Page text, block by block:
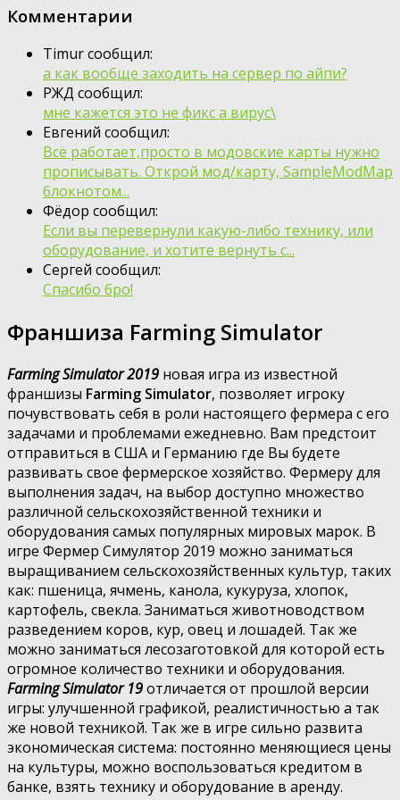
Комментарии
Timur сообщил:
а как вообще заходить на сервер по айпи?
РЖД сообщил:
мне кажется это не фикс а вирус\
Евгений сообщил:
Всё работает,просто в модовские карты нужно
прописывать. Открой мод/карту, SampleModMap
блокнотом...
Фёдор сообщил:
Если вы перевернули какую-либо технику, или
оборудование, и хотите вернуть с...
Сергей сообщил:
Спасибо бро!
Франшиза Farming Simulator
Farming Simulator 2019 новая игра из известной
франшизы Farming Simulator, позволяет игроку
почувствовать себя в роли настоящего фермера с его
задачами и проблемами ежедневно. Вам предстоит
отправиться в США и Германию где Вы будете
развивать свое фермерское хозяйство. Фермеру для
выполнения задач, на выбор доступно множество
различной сельскохозяйственной техники и
оборудования самых популярных мировых марок. В
игре Фермер Симулятор 2019 можно заниматься
выращиванием сельскохозяйственных культур, таких
как: пшеница, ячмень, канола, кукуруза, хлопок,
картофель, свекла. Заниматься животноводством
разведением коров, кур, овец и лошадей. Так же
можно заниматься лесозаготовкой для которой есть
огромное количество техники и оборудования.
Farming Simulator 19отличается от прошлой версии
игры: улучшенной графикой, реалистичностью а так
же новой техникой. Так же в игре сильно развита
экономическая система: постоянно меняющиеся цены
на культуры, можно воспользоваться кредитом в
банке, взять технику и оборудование в аренду.